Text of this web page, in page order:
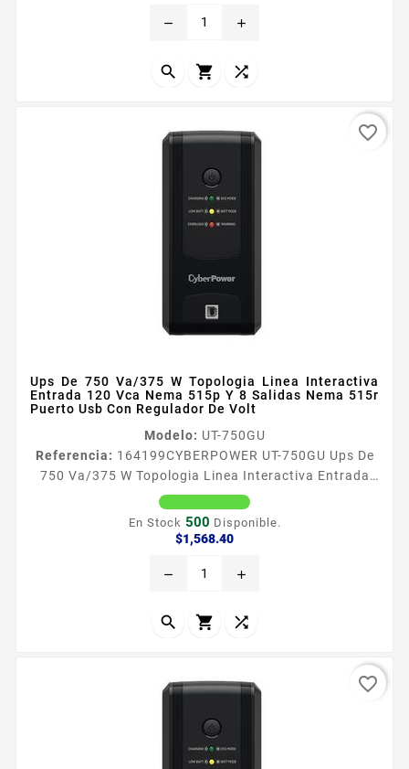
remove add
  
Ups De 750 Va/375 W Topologia Linea Interactiva
Entrada 120 Vca Nema 515p Y 8 Salidas Nema 515r
Puerto Usb Con Regulador De Volt
Modelo: UT-750GU
Referencia: 164199CYBERPOWER UT-750GU Ups De
750 Va/375 W Topologia Linea Interactiva Entrada
120 Vca Nema 515p Y 8 Salidas Nema 515r Puerto
Usb Con Regulador De Volt Aplicaciones CyberPower
UT550G garantiza la proteccioacuten de
NAS y dispositivos de almacenamiento El producto
con funcioacuten de...
En Stock 500 Disponible.
$1,568.40Precio
remove add
  
favorite_border
favorite_border